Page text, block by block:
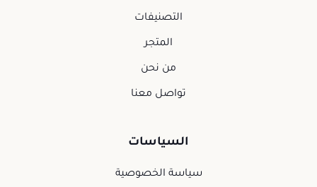
التصنيفات
المتجر
من نحن
تواصل معنا
السياسات
سياسة الخصوصية